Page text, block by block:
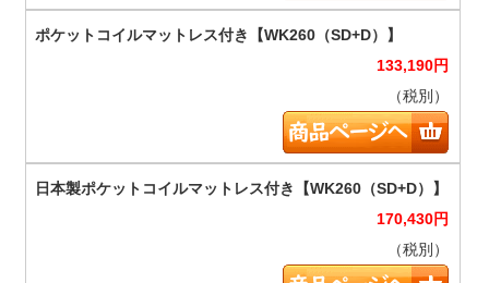
133,190円
（税別）
170,430円
（税別）